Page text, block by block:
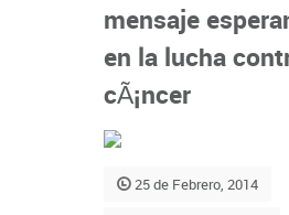
mensaje
en la lucha
cÃ¡ncer
25 de Febrero, 2014